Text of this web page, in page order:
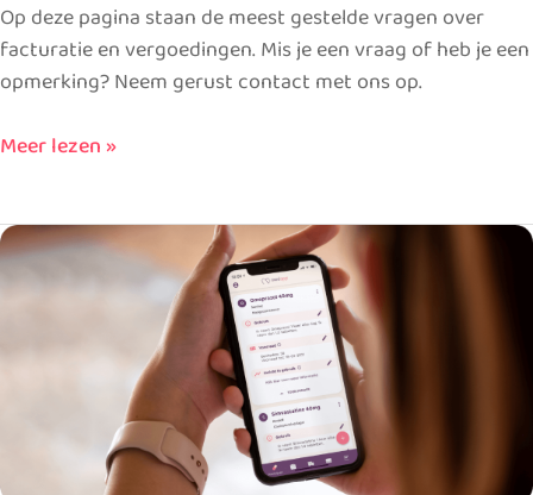
Op deze pagina staan de meest gestelde vragen over
facturatie en vergoedingen. Mis je een vraag of heb je een
opmerking? Neem gerust contact met ons op.
Meer lezen »
Privacy